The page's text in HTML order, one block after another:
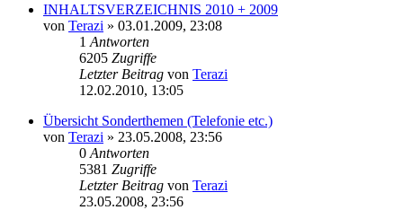
INHALTSVERZEICHNIS 2010 + 2009
von Terazi » 03.01.2009, 23:08
1 Antworten
6205 Zugriffe
Letzter Beitrag von Terazi
12.02.2010, 13:05
Übersicht Sonderthemen (Telefonie etc.)
von Terazi » 23.05.2008, 23:56
0 Antworten
5381 Zugriffe
Letzter Beitrag von Terazi
23.05.2008, 23:56